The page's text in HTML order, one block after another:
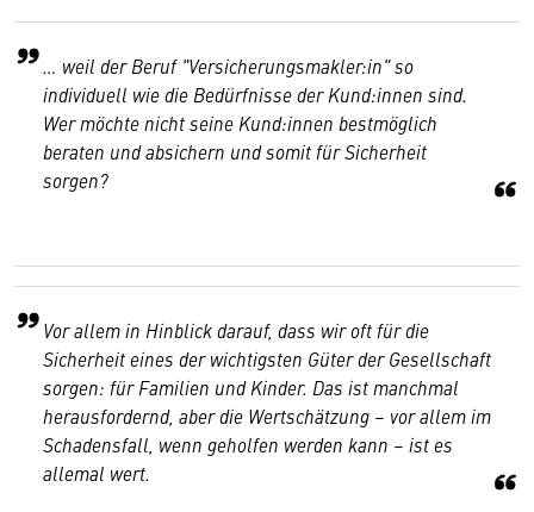
… weil der Beruf "Versicherungsmakler:in" so
individuell wie die Bedürfnisse der Kund:innen sind.
Wer möchte nicht seine Kund:innen bestmöglich
beraten und absichern und somit für Sicherheit
sorgen?
Vor allem in Hinblick darauf, dass wir oft für die
Sicherheit eines der wichtigsten Güter der Gesellschaft
sorgen: für Familien und Kinder. Das ist manchmal
herausfordernd, aber die Wertschätzung – vor allem im
Schadensfall, wenn geholfen werden kann – ist es
allemal wert.